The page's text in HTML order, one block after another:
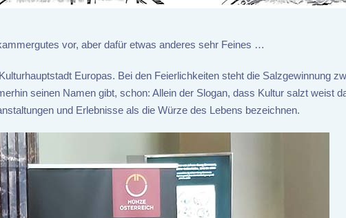
vor, aber dafür etwas anderes sehr Feines …
Europas. Bei den Feierlichkeiten steht die Salzgewinnung
seinen Namen gibt, schon: Allein der Slogan, dass Kultur salzt weist
und Erlebnisse als die Würze des Lebens bezeichnen.